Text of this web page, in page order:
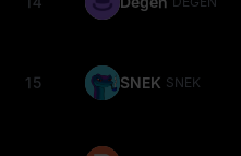
15 SNEK SNEK